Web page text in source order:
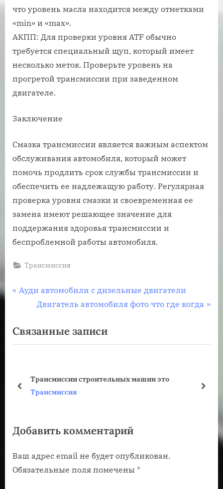
что уровень масла находится между отметками
«min» и «max».
АКПП: Для проверки уровня ATF обычно
требуется специальный щуп, который имеет
несколько меток. Проверьте уровень на
прогретой трансмиссии при заведенном
двигателе.
Заключение
Смазка трансмиссии является важным аспектом
обслуживания автомобиля, который может
помочь продлить срок службы трансмиссии и
обеспечить ее надлежащую работу. Регулярная
проверка уровня смазки и своевременная ее
замена имеют решающее значение для
поддержания здоровья трансмиссии и
беспроблемной работы автомобиля.
Трансмиссия
Навигация
записям
П
д
ы
щ
з
п
и
Ауди автомобили с дизельные двигатели
С
е
д
з
п
и
Двигатель автомобиля фото что где когда
Связанные записи
Трансмиссии строительных машин это
Трансмиссия
пред
Добавить комментарий
Ваш адрес email не будет опубликован.
Обязательные поля помечены *